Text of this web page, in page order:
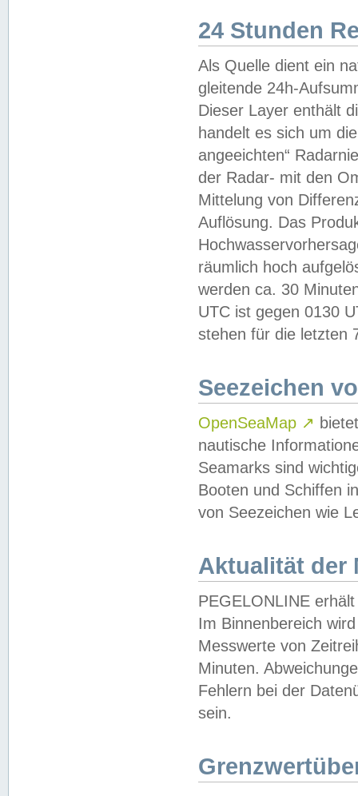
24 Stunden
Als Quelle dient ein
gleitende 24h-
Dieser Layer enthält
handelt es sich um
angeeichten“
der Radar- mit den
Mittelung von
Auflösung. Das
räumlich hoch
werden ca. 30
UTC ist gegen 0130
stehen für die letzten
Seezeichen
OpenSeaMap ↗
nautische
Seamarks sind
Booten und Schiffen
von Seezeichen wie
Aktualität der
PEGELONLINE
Im Binnenbereich
Messwerte von
Minuten.
Fehlern bei der
sein.